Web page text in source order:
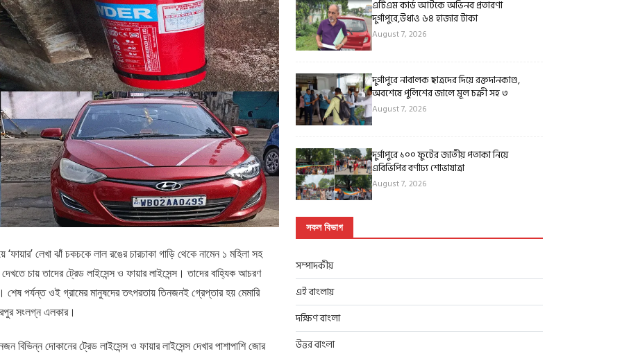
লেখা ঝাঁ চকচকে লাল রঙের চারচাকা গাড়ি থেকে নামেন ১ মহিলা সহ
চায় তাদের ট্রেড লাইসেন্স ও ফায়ার লাইসেন্স। তাদের বাহ্যিক আচরণ
শেষ পর্যন্ত ওই গ্রামের মানুষদের তৎপরতায় তিনজনই গ্রেপ্তার হয় মেমারি
সংলগ্ন এলকার।
বিভিন্ন দোকানের ট্রেড লাইসেন্স ও ফায়ার লাইসেন্স দেখার পাশাপাশি জোর
এটিএম কার্ড আটকে অভিনব প্রতারণা
দুর্গাপুরে,উধাও ৬৪ হাজার টাকা
August 7, 2026
দুর্গাপুরে নাবালক ছাত্রদের দিয়ে রক্তদানকাণ্ড,
অবশেষে পুলিশের জালে মূল চক্রী সহ ৩
August 7, 2026
দুর্গাপুরে ১০০ ফুটের জাতীয় পতাকা নিয়ে
এবিভিপির বর্ণাঢ্য শোভাযাত্রা
August 7, 2026
সকল বিভাগ
সম্পাদকীয়
এই বাংলায়
দক্ষিণ বাংলা
উত্তর বাংলা